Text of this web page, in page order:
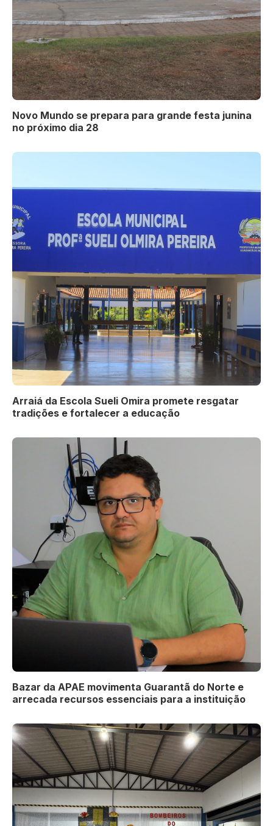
Novo Mundo se prepara para grande festa junina
no próximo dia 28
Arraiá da Escola Sueli Omira promete resgatar
tradições e fortalecer a educação
Bazar da APAE movimenta Guarantã do Norte e
arrecada recursos essenciais para a instituição